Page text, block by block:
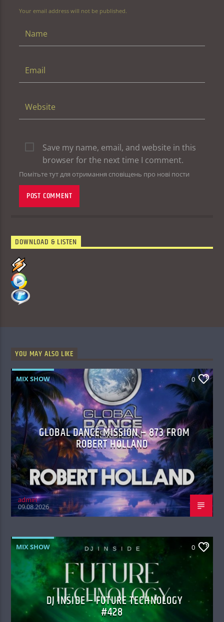
Your email address will not be published.
Save my name, email, and website in this
browser for the next time I comment.
Помітьте тут для отримання сповіщень про нові пости
DOWNLOAD & LISTEN
YOU MAY ALSO LIKE
MIX SHOW 0
GLOBAL DANCE MISSION – 873 FROM
ROBERT HOLLAND
admin
09.08.2026
MIX SHOW 0
DJ INSIDE – FUTURE TECHNOLOGY
#428